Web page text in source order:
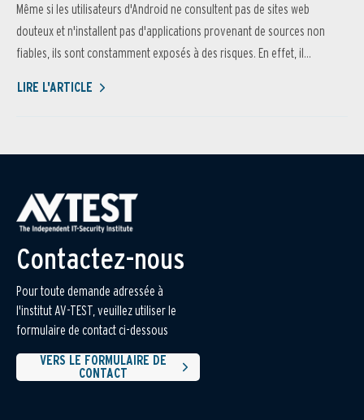
Même si les utilisateurs d'Android ne consultent pas de sites web
douteux et n'installent pas d'applications provenant de sources non
fiables, ils sont constamment exposés à des risques. En effet, il...
LIRE L'ARTICLE
Contactez-nous
Pour toute demande adressée à
l'institut AV-TEST, veuillez utiliser le
formulaire de contact ci-dessous
VERS LE FORMULAIRE DE
CONTACT